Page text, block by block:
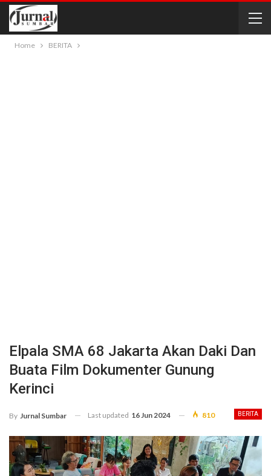
Home BERITA
Elpala SMA 68 Jakarta Akan Daki Dan
Buata Film Dokumenter Gunung
Kerinci
BERITA
By Jurnal Sumbar Last updated 16 Jun 2024 810